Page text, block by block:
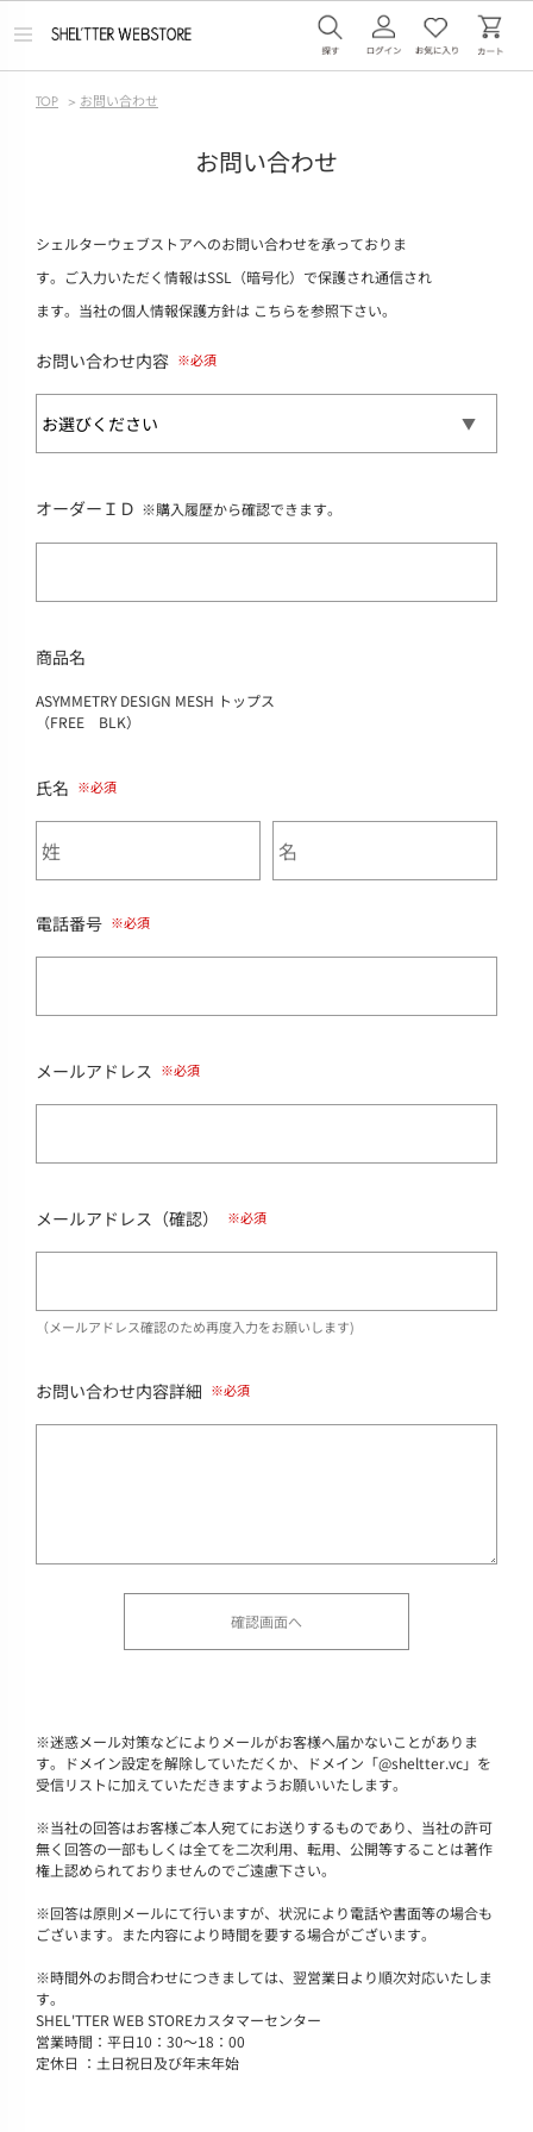
メ
TOP > お問い合わせ
お問い合わせ
シェルターウェブストアへのお問い合わせを承っておりま
す。ご入力いただく情報はSSL（暗号化）で保護され通信され
ます。当社の個人情報保護方針は こちらを参照下さい。
お問い合わせ内容
オーダーＩＤ ※購入履歴から確認できます。
商品名
ASYMMETRY DESIGN MESH トップス
（FREE BLK）
氏名
電話番号
メールアドレス
メールアドレス（確認）
（メールアドレス確認のため再度入力をお願いします)
お問い合わせ内容詳細
※迷惑メール対策などによりメールがお客様へ届かないことがありま
す。ドメイン設定を解除していただくか、ドメイン「@sheltter.vc」を
受信リストに加えていただきますようお願いいたします。
※当社の回答はお客様ご本人宛てにお送りするものであり、当社の許可
無く回答の一部もしくは全てを二次利用、転用、公開等することは著作
権上認められておりませんのでご遠慮下さい。
※回答は原則メールにて行いますが、状況により電話や書面等の場合も
ございます。また内容により時間を要する場合がございます。
※時間外のお問合わせにつきましては、翌営業日より順次対応いたしま
す。
SHEL'TTER WEB STOREカスタマーセンター
営業時間：平日10：30～18：00
定休日 ：土日祝日及び年末年始